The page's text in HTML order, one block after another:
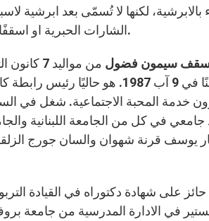
لكنها لا تُسمّى بعد ابرشية
الشارات الحبرية او اسقفًا. حاليًا، الاكسرخوس الجديد سيمون فضول يمارس مهمته بصفة خوراسقف.
سيمون فضول
كاهنًا في 9 آب 1987. هو
جامعي في كل من الجامعة اللبنانية
يوسف قرنة شهوان والسان جورج
حائز على شهادة دكتوراه في القيادة
في الادارة المدرسية من جامعة